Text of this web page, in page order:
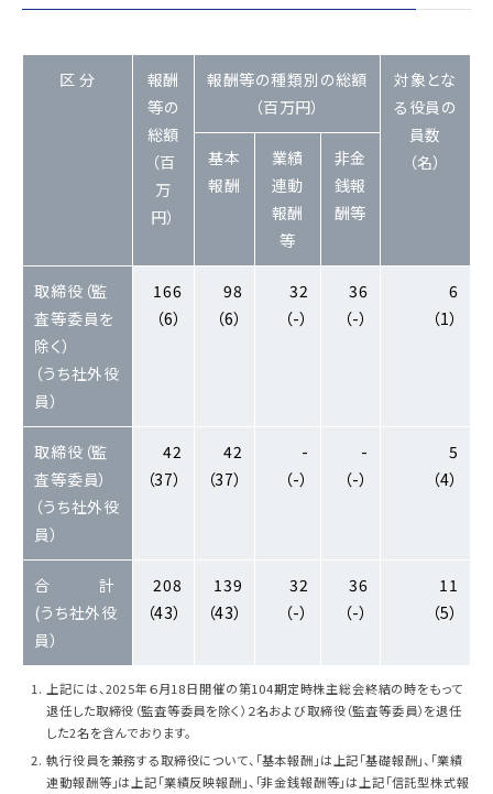
区 分
報酬
等の
総額
（百
万
円）
報酬等の種類別の総額
（百万円）
対象とな
る役員の
員数
（名）
基本
報酬
業績
連動
報酬
等
非金
銭報
酬等
取締役（監
査等委員を
除く）
（うち社外役
員）
166
（6）
98
（6）
32
（-）
36
（-）
6
（1）
取締役（監
査等委員）
（うち社外役
員）
42
（37）
42
（37）
-
（-）
-
（-）
5
（4）
合 計
(うち社外役
員）
208
（43）
139
（43）
32
（-）
36
（-）
11
（5）
上記には、2025年６月18日開催の第104期定時株主総会終結の時をもって
退任した取締役（監査等委員を除く）２名および取締役（監査等委員）を退任
した2名を含んでおります。
執行役員を兼務する取締役について、「基本報酬」は上記「基礎報酬」、「業績
連動報酬等」は上記「業績反映報酬」、「非金銭報酬等」は上記「信託型株式報